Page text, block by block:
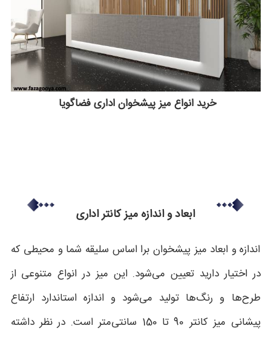
خرید انواع میز پیشخوان اداری فضاگویا
ابعاد و اندازه میز کانتر اداری
اندازه و ابعاد میز پیشخوان برا اساس سلیقه شما و محیطی که
در اختیار دارید تعیین می‌شود. این میز در انواع متنوعی از
طرح‌ها و رنگ‌ها تولید می‌شود و اندازه استاندارد ارتفاع
پیشانی میز کانتر 90 تا 150 سانتی‌متر است. در نظر داشته